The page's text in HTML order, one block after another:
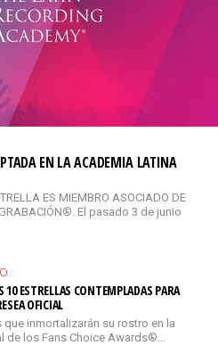
EN LA ACADEMIA LATINA
ES MIEMBRO ASOCIADO DE
El pasado 3 de junio
10 ESTRELLAS CONTEMPLADAS PARA
OFICIAL
que inmortalizarán su rostro en la
de los Fans Choice Awards®…